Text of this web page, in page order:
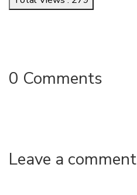
0 Comments
Leave a comment